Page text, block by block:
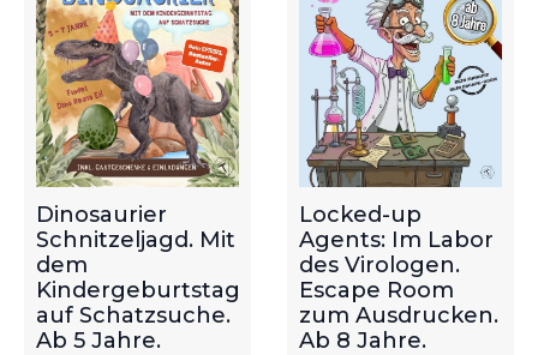
Dinosaurier
Schnitzeljagd. Mit
dem
Kindergeburtstag
auf Schatzsuche.
Ab 5 Jahre.
Locked-up
Agents: Im Labor
des Virologen.
Escape Room
zum Ausdrucken.
Ab 8 Jahre.